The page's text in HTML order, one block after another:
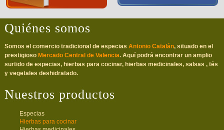
Quiénes somos
Somos el comercio tradicional de especias Antonio Catalán, situado en el
prestigioso Mercado Central de Valencia. Aquí podrá encontrar un amplio
surtido de especias, hierbas para cocinar, hierbas medicinales, salsas , tés
y vegetales deshidratado.
Nuestros productos
Especias
Hierbas para cocinar